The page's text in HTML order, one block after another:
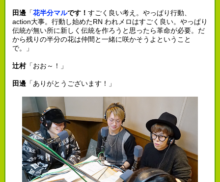
田邊「花半分マルです！ すごく良い考え。やっぱり行動、
action大事。行動し始めたRN われメロはすごく良い。やっぱり
伝統が無い所に新しく伝統を作ろうと思ったら革命が必要。だ
から残りの半分の花は仲間と一緒に咲かそうよということ
で。」
辻村「おお～！」
田邊「ありがとうございます！」